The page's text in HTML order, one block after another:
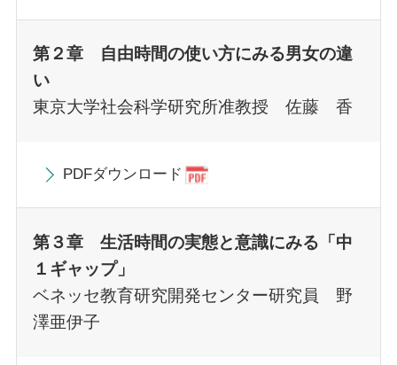
第２章 自由時間の使い方にみる男女の違
い
東京大学社会科学研究所准教授 佐藤 香
PDFダウンロード
第３章 生活時間の実態と意識にみる「中
１ギャップ」
ベネッセ教育研究開発センター研究員 野
澤亜伊子